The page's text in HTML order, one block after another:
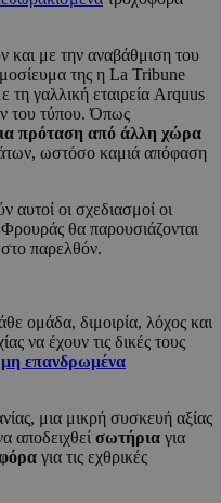
και με την αναβάθμιση του
της η La Tribune
τη γαλλική εταιρεία Arquus
του τύπου. Όπως
πρόταση από άλλη χώρα
ωστόσο καμιά απόφαση
αυτοί οι σχεδιασμοί οι
θα παρουσιάζονται
παρελθόν.
ομάδα, διμοιρία, λόχος και
να έχουν τις δικές τους
μη επανδρωμένα
μια μικρή συσκευή αξίας
αποδειχθεί σωτήρια για
για τις εχθρικές